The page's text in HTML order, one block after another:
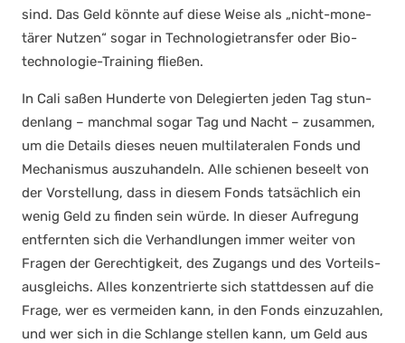
sind. Das Geld könn­te auf die­se Wei­se als „nicht-mone­
tä­rer Nut­zen“ sogar in Tech­no­lo­gie­trans­fer oder Bio­
tech­no­lo­gie-Trai­ning flie­ßen.
In Cali saßen Hun­der­te von Dele­gier­ten jeden Tag stun­
den­lang – manch­mal sogar Tag und Nacht – zusam­men,
um die Details die­ses neu­en mul­ti­la­te­ra­len Fonds und
Mecha­nis­mus aus­zu­han­deln. Alle schie­nen beseelt von
der Vor­stel­lung, dass in die­sem Fonds tat­säch­lich ein
wenig Geld zu fin­den sein wür­de. In die­ser Auf­re­gung
ent­fern­ten sich die Ver­hand­lun­gen immer wei­ter von
Fra­gen der Gerech­tig­keit, des Zugangs und des Vor­teils­
aus­gleichs. Alles kon­zen­trier­te sich statt­des­sen auf die
Fra­ge, wer es ver­mei­den kann, in den Fonds ein­zu­zah­len,
und wer sich in die Schlan­ge stel­len kann, um Geld aus